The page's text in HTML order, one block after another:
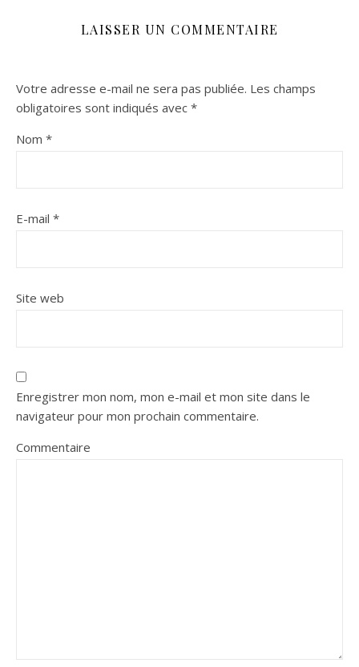
LAISSER UN COMMENTAIRE
Votre adresse e-mail ne sera pas publiée. Les champs
obligatoires sont indiqués avec *
Nom *
E-mail *
Site web
Enregistrer mon nom, mon e-mail et mon site dans le
navigateur pour mon prochain commentaire.
Commentaire